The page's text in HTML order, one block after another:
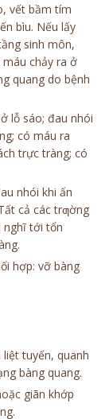
vết bầm tím
bìu. Nếu lấy
sinh môn,
chảy ra ở
quang do bệnh
lỗ sáo; đau nhói
có máu ra
trực tràng; có
nhói khi ấn
cả các trƣờng
nghĩ tới tổn
hợp: vỡ bàng
tuyến, quanh
bàng quang.
giãn khớp